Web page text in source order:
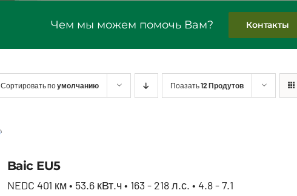
Чем мы можем помочь Вам? Контакты
Сортировать поумолчанию Поазать12 Продутов
Baic EU5
NEDC 401 км • 53.6 кВт.ч • 163 - 218 л.с. • 4.8 - 7.1